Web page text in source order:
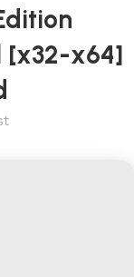
[x32-x64]